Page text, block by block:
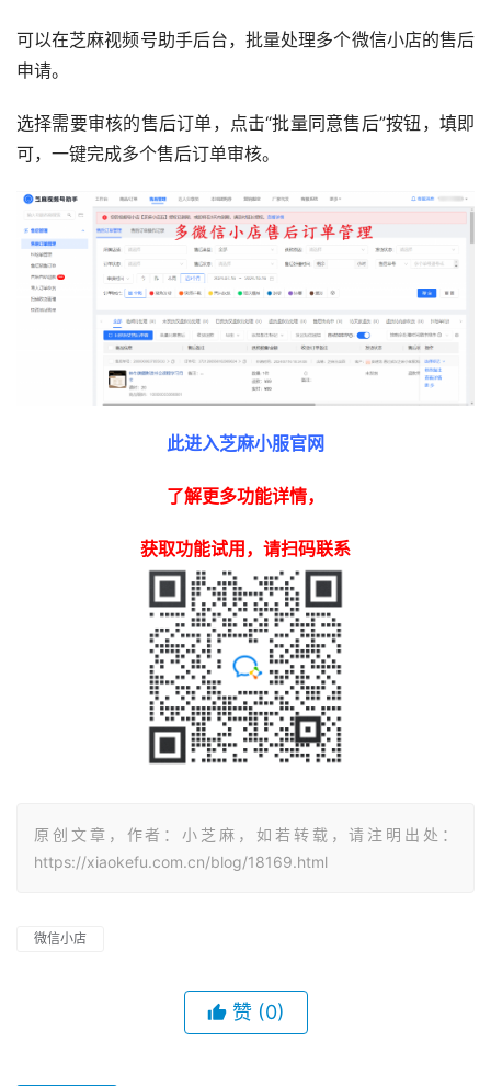
可以在芝麻视频号助手后台，批量处理多个微信小店的售后
申请。
选择需要审核的售后订单，点击“批量同意售后”按钮，填即
可，一键完成多个售后订单审核。
此进入芝麻小服官网
了解更多功能详情，
获取功能试用，请扫码联系
原创文章，作者：小芝麻，如若转载，请注明出处：
https://xiaokefu.com.cn/blog/18169.html
微信小店
赞 (0)